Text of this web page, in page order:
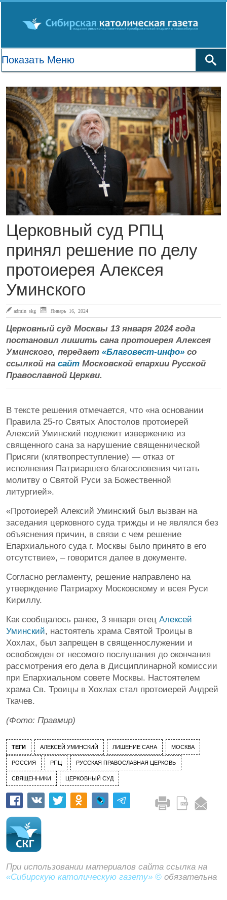
Церковный суд РПЦ
принял решение по делу
протоиерея Алексея
Уминского
admin skg Январь 16, 2024
Церковный суд Москвы 13 января 2024 года
постановил лишить сана протоиерея Алексея
Уминского, передает «Благовест-инфо» со
ссылкой на сайт Московской епархии Русской
Православной Церкви.
В тексте решения отмечается, что «на основании
Правила 25-го Святых Апостолов протоиерей
Алексий Уминский подлежит извержению из
священного сана за нарушение священнической
Присяги (клятвопреступление) — отказ от
исполнения Патриаршего благословения читать
молитву о Святой Руси за Божественной
литургией».
«Протоиерей Алексий Уминский был вызван на
заседания церковного суда трижды и не являлся без
объяснения причин, в связи с чем решение
Епархиального суда г. Москвы было принято в его
отсутствие», – говорится далее в документе.
Согласно регламенту, решение направлено на
утверждение Патриарху Московскому и всея Руси
Кириллу.
Как сообщалось ранее, 3 января отец Алексей
Уминский, настоятель храма Святой Троицы в
Хохлах, был запрещен в священнослужении и
освобожден от несомого послушания до окончания
рассмотрения его дела в Дисциплинарной комиссии
при Епархиальном совете Москвы. Настоятелем
храма Св. Троицы в Хохлах стал протоиерей Андрей
Ткачев.
(Фото: Правмир)
ТЕГИ АЛЕКСЕЙ УМИНСКИЙ ЛИШЕНИЕ САНА МОСКВА
РОССИЯ РПЦ РУССКАЯ ПРАВОСЛАВНАЯ ЦЕРКОВЬ
СВЯЩЕННИКИ ЦЕРКОВНЫЙ СУД
При использовании материалов сайта ссылка на
«Сибирскую католическую газету» © обязательна